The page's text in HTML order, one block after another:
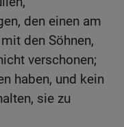
den einen am
den Söhnen,
verschonen;
haben, und kein
sie zu